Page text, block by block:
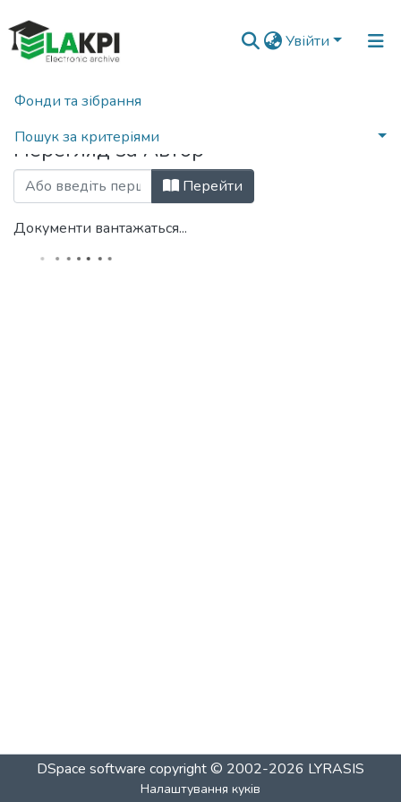
Увійти
Фонди та зібрання
Пошук за критеріями
Головна Переглянути за автором
Перегляд за Автор
Перейти
Документи вантажаться...
DSpace software copyright © 2002-2026 LYRASIS
Налаштування куків